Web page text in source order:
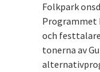
Folkpark
Programmet
och
tonerna av